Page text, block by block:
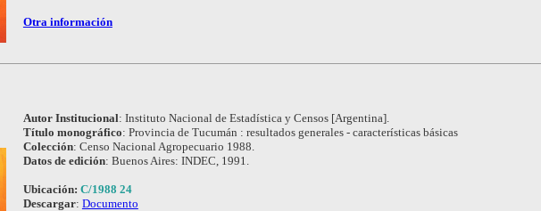
Otra información
Autor Institucional: Instituto Nacional de Estadística y Censos [Argentina].
Título monográfico: Provincia de Tucumán : resultados generales - características básicas
Colección: Censo Nacional Agropecuario 1988.
Datos de edición: Buenos Aires: INDEC, 1991.
Ubicación: C/1988 24
Descargar: Documento